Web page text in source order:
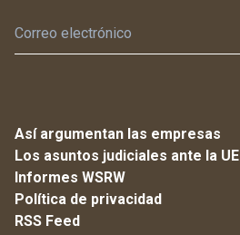
Así argumentan las empresas
Los asuntos judiciales ante la UE
Informes WSRW
Política de privacidad
RSS Feed